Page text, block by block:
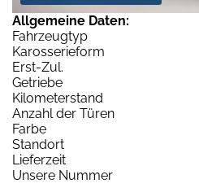
Allgemeine Daten:
Fahrzeugtyp
Karosserieform
Erst-Zul.
Getriebe
Kilometerstand
Anzahl der Türen
Farbe
Standort
Lieferzeit
Unsere Nummer